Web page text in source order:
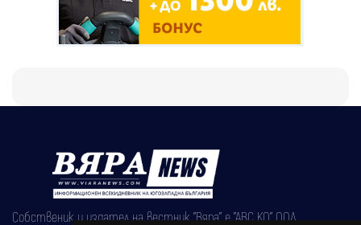
Собственик и издател на вестник "Вяра" е "АВС КО" ООД,